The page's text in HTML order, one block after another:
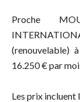
Proche
(renouvelable)
16.250 € par
Les prix